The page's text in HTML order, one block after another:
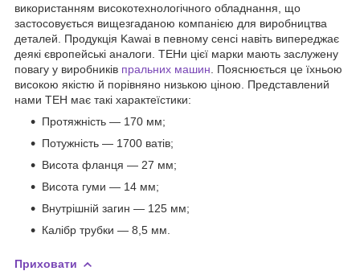
використанням високотехнологічного обладнання, що
застосовується вищезгаданою компанією для виробництва
деталей. Продукція Kawai в певному сенсі навіть випереджає
деякі європейські аналоги. ТЕНи цієї марки мають заслужену
повагу у виробників пральних машин . Пояснюється це їхньою
високою якістю й порівняно низькою ціною. Представлений
нами ТЕН має такі характеїстики:
Протяжність — 170 мм;
Потужність — 1700 ватів;
Висота фланця — 27 мм;
Висота гуми — 14 мм;
Внутрішній загин — 125 мм;
Калібр трубки — 8,5 мм.
Приховати